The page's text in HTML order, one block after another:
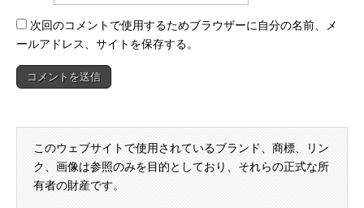
次回のコメントで使用するためブラウザーに自分の名前、メ
ールアドレス、サイトを保存する。
このウェブサイトで使用されているブランド、商標、リン
ク、画像は参照のみを目的としており、それらの正式な所
有者の財産です。